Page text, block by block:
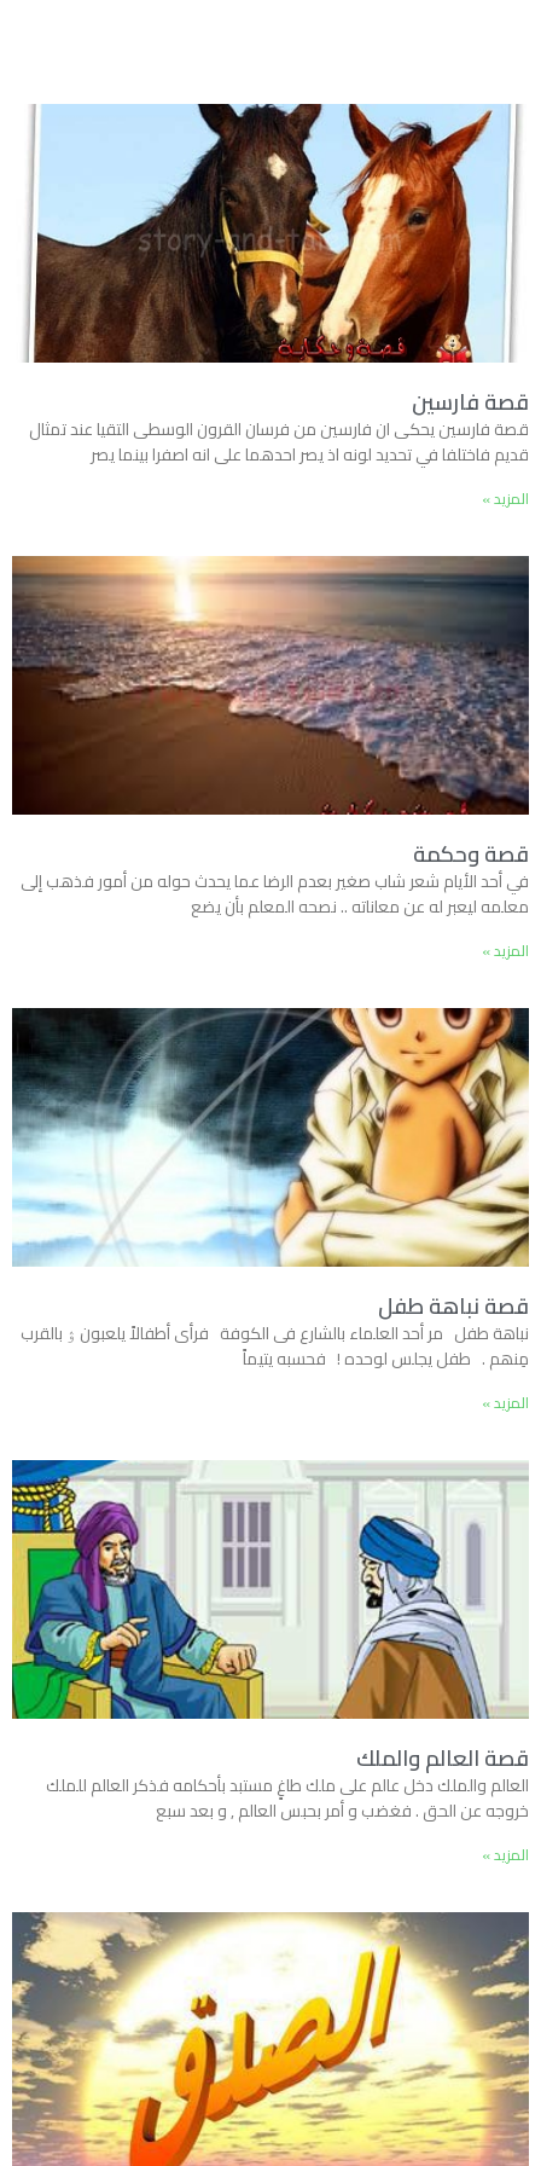
قصة فارسين
قصة فارسين يحكى ان فارسين من فرسان القرون الوسطى التقيا عند تمثال
قديم فاختلفا في تحديد لونه اذ يصر احدهما على انه اصفرا بينما يصر
المزيد »
قصة وحكمة
في أحد الأيام شعر شاب صغير بعدم الرضا عما يحدث حوله من أمور فذهب إلى
معلمه ليعبر له عن معاناته .. نصحه المعلم بأن يضع
المزيد »
قصة نباهة طفل
نباهة طفل مر أحد العلماء بالشارع فى الكوفة فرأى أطفالاً يلعبون ۉ بالقرب
مِنھم . طفل يجلس لوحده ! فحسبه يتيماً
المزيد »
قصة العالم والملك
العالم والملك دخل عالم على ملك طاغٍ مستبد بأحكامه فذكر العالم للملك
خروجه عن الحق . فغضب و أمر بحبس العالم , و بعد سبع
المزيد »